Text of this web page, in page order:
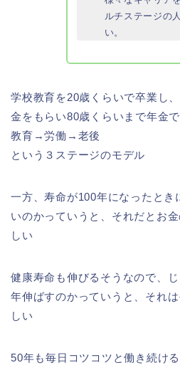
ルチステージの
い。
学校教育を20歳くらいで卒業し
金をもらい80歳くらいまで年金
教育→労働→老後
という３ステージのモデル
一方、寿命が100年になったとき
いのかっていうと、それだとお
しい
健康寿命も伸びるそうなので、
年伸ばすのかっていうと、それ
しい
50年も毎日コツコツと働き続け